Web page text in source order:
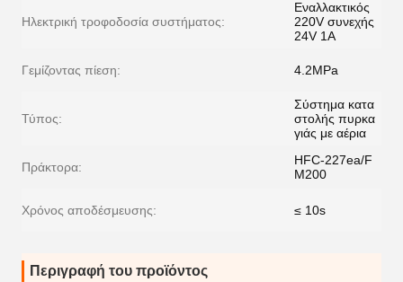
Ηλεκτρική τροφοδοσία συστήματος:
Εναλλακτικός
220V συνεχής
24V 1A
Γεμίζοντας πίεση: 4.2MPa
Τύπος:
Σύστημα κατα
στολής πυρκα
γιάς με αέρια
Πράκτορα:
HFC-227ea/F
M200
Χρόνος αποδέσμευσης: ≤ 10s
Περιγραφή του προϊόντος